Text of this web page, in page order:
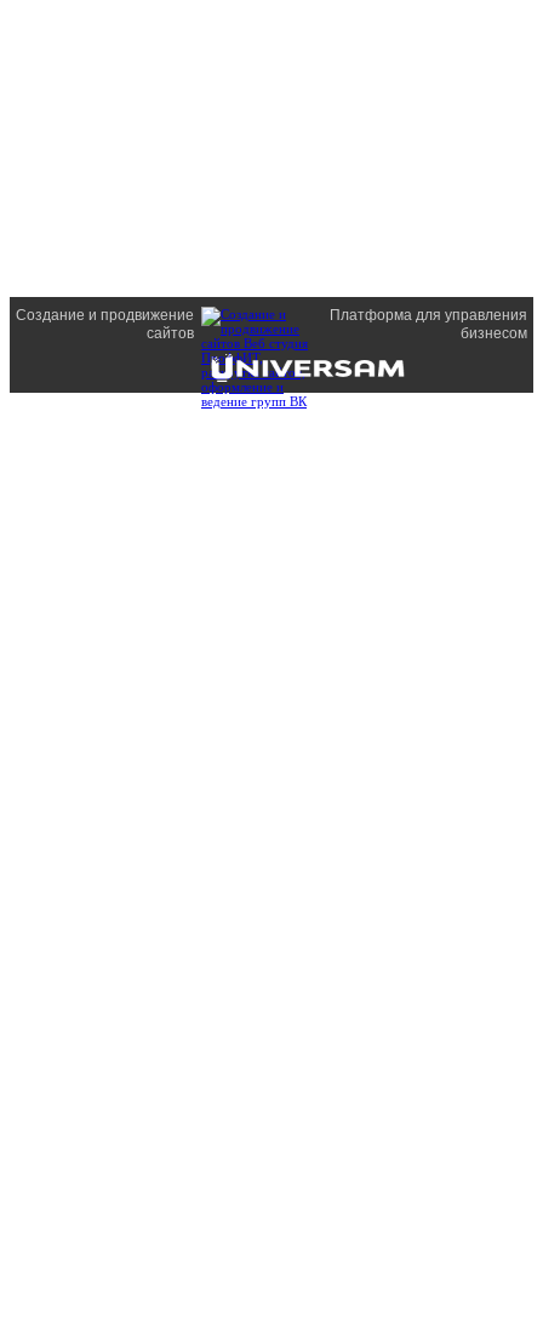
Создание и продвижение
сайтов
Платформа для управления
бизнесом